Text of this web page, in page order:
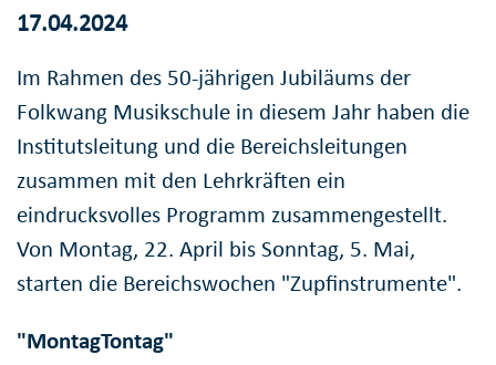
17.04.2024
Im Rahmen des 50-jährigen Jubiläums der
Folkwang Musikschule in diesem Jahr haben die
Institutsleitung und die Bereichsleitungen
zusammen mit den Lehrkräften ein
eindrucksvolles Programm zusammengestellt.
Von Montag, 22. April bis Sonntag, 5. Mai,
starten die Bereichswochen "Zupfinstrumente".
"MontagTontag"